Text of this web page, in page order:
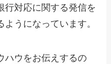
行対応に関する発信を
うになっています。
ハウをお伝えするの